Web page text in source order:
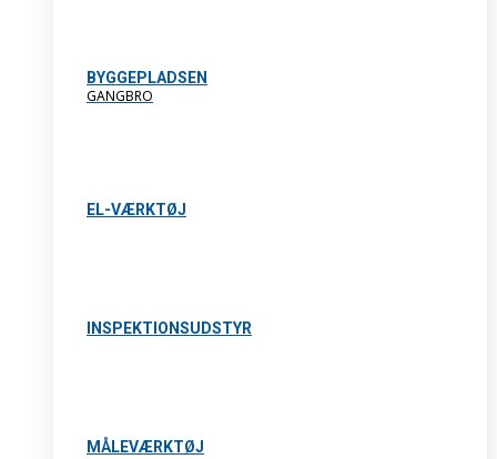
BYGGEPLADSEN
GANGBRO
EL-VÆRKTØJ
INSPEKTIONSUDSTYR
MÅLEVÆRKTØJ